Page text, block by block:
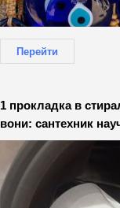
Перейти
1 прокладка в
вони: сантехник